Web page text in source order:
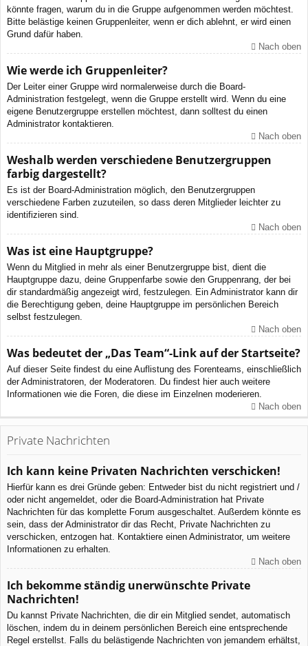
könnte fragen, warum du in die Gruppe aufgenommen werden möchtest.
Bitte belästige keinen Gruppenleiter, wenn er dich ablehnt, er wird einen
Grund dafür haben.
Nach oben
Wie werde ich Gruppenleiter?
Der Leiter einer Gruppe wird normalerweise durch die Board-
Administration festgelegt, wenn die Gruppe erstellt wird. Wenn du eine
eigene Benutzergruppe erstellen möchtest, dann solltest du einen
Administrator kontaktieren.
Nach oben
Weshalb werden verschiedene Benutzergruppen
farbig dargestellt?
Es ist der Board-Administration möglich, den Benutzergruppen
verschiedene Farben zuzuteilen, so dass deren Mitglieder leichter zu
identifizieren sind.
Nach oben
Was ist eine Hauptgruppe?
Wenn du Mitglied in mehr als einer Benutzergruppe bist, dient die
Hauptgruppe dazu, deine Gruppenfarbe sowie den Gruppenrang, der bei
dir standardmäßig angezeigt wird, festzulegen. Ein Administrator kann dir
die Berechtigung geben, deine Hauptgruppe im persönlichen Bereich
selbst festzulegen.
Nach oben
Was bedeutet der „Das Team“-Link auf der Startseite?
Auf dieser Seite findest du eine Auflistung des Forenteams, einschließlich
der Administratoren, der Moderatoren. Du findest hier auch weitere
Informationen wie die Foren, die diese im Einzelnen moderieren.
Nach oben
Private Nachrichten
Ich kann keine Privaten Nachrichten verschicken!
Hierfür kann es drei Gründe geben: Entweder bist du nicht registriert und /
oder nicht angemeldet, oder die Board-Administration hat Private
Nachrichten für das komplette Forum ausgeschaltet. Außerdem könnte es
sein, dass der Administrator dir das Recht, Private Nachrichten zu
verschicken, entzogen hat. Kontaktiere einen Administrator, um weitere
Informationen zu erhalten.
Nach oben
Ich bekomme ständig unerwünschte Private
Nachrichten!
Du kannst Private Nachrichten, die dir ein Mitglied sendet, automatisch
löschen, indem du in deinem persönlichen Bereich eine entsprechende
Regel erstellst. Falls du belästigende Nachrichten von jemandem erhältst,